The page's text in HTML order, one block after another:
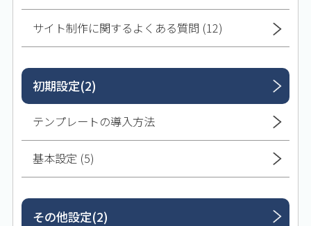
サイト制作に関するよくある質問 (12)
初期設定(2)
テンプレートの導入方法
基本設定 (5)
その他設定(2)